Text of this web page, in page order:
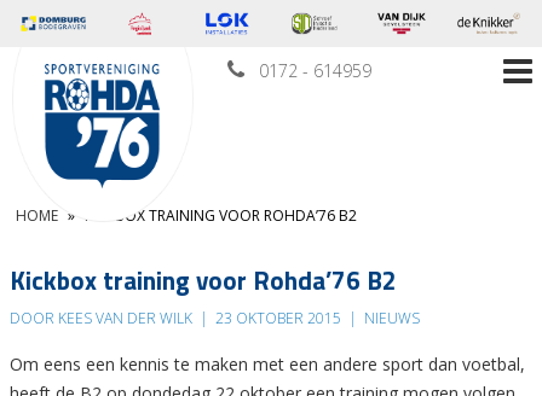
0172 - 614959
HOME » KICKBOX TRAINING VOOR ROHDA’76 B2
Kickbox training voor Rohda’76 B2
DOOR KEES VAN DER WILK | 23 OKTOBER 2015 | NIEUWS
Om eens een kennis te maken met een andere sport dan voetbal,